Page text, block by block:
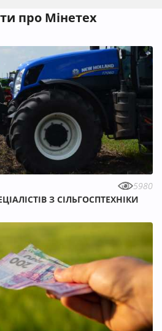
про Мінетех
5980
З СІЛЬГОСПТЕХНІКИ